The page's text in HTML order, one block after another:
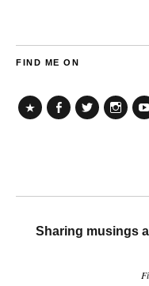
FIND ME ON
Sharing musings